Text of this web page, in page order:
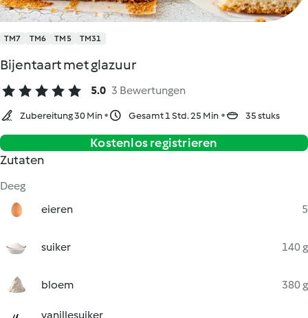
TM7 TM6 TM5 TM31
Bijentaart met glazuur
5.0 3 Bewertungen
Zubereitung 30 Min Gesamt 1 Std. 25 Min 35 stuks
Kostenlos registrieren
Zutaten
Deeg
eieren
5
suiker 140 g
bloem 380 g
vanillesuiker